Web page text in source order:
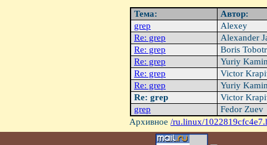
Тема:
Автор:
grep
Alexey
Re: grep
Alexander
Re: grep
Boris
Re: grep
Yuriy
Re: grep
Victor
Re: grep
Yuriy
Re: grep
Victor
grep
Fedor Zuev
Архивное /ru.linux/